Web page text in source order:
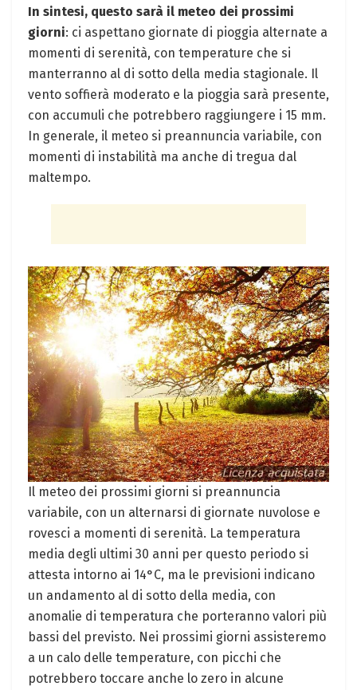
In sintesi, questo sarà il meteo dei prossimi
giorni: ci aspettano giornate di pioggia alternate a
momenti di serenità, con temperature che si
manterranno al di sotto della media stagionale. Il
vento soffierà moderato e la pioggia sarà presente,
con accumuli che potrebbero raggiungere i 15 mm.
In generale, il meteo si preannuncia variabile, con
momenti di instabilità ma anche di tregua dal
maltempo.
Il meteo dei prossimi giorni si preannuncia
variabile, con un alternarsi di giornate nuvolose e
rovesci a momenti di serenità. La temperatura
media degli ultimi 30 anni per questo periodo si
attesta intorno ai 14°C, ma le previsioni indicano
un andamento al di sotto della media, con
anomalie di temperatura che porteranno valori più
bassi del previsto. Nei prossimi giorni assisteremo
a un calo delle temperature, con picchi che
potrebbero toccare anche lo zero in alcune